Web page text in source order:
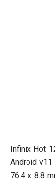
Infinix Hot
Android
76.4 x 8.8